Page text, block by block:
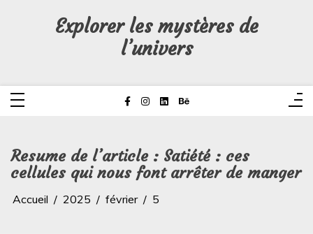
Explorer les mystères de
l’univers
Resume de l’article : Satiété : ces
cellules qui nous font arrêter de manger
Accueil 2025 février 5